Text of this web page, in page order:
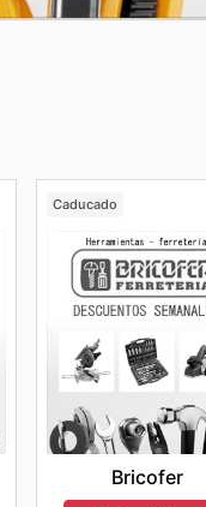
Caducado
Bricofer